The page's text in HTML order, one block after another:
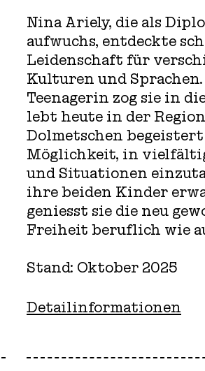
Nina Ariely, die als
aufwuchs, entdeckte
Leidenschaft für
Kulturen und Sprachen.
Teenagerin zog sie in
lebt heute in der
Dolmetschen begeistert
Möglichkeit, in
und Situationen
ihre beiden Kinder
geniesst sie die neu
Freiheit beruflich wie
Stand: Oktober 2025
Detailinformationen